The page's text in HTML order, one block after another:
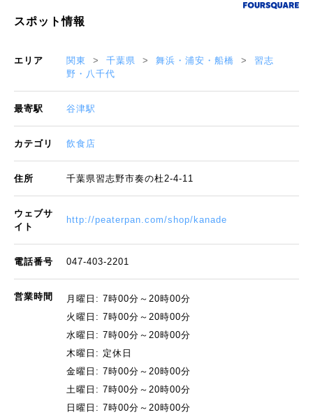
スポット情報
エリア 関東 千葉県 舞浜・浦安・船橋
習志
野・八千代
最寄駅 谷津駅
カテゴリ 飲食店
住所 千葉県習志野市奏の杜2-4-11
ウェブサ
イト
http://peaterpan.com/shop/kanade
電話番号 047-403-2201
営業時間
月曜日: 7時00分～20時00分
火曜日: 7時00分～20時00分
水曜日: 7時00分～20時00分
木曜日: 定休日
金曜日: 7時00分～20時00分
土曜日: 7時00分～20時00分
日曜日: 7時00分～20時00分